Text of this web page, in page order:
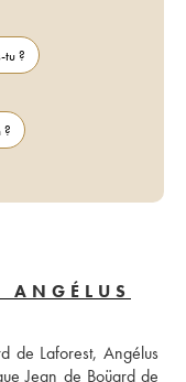
tu ?
?
ANGÉLUS
de Laforest, Angélus
Jean de Boüard de